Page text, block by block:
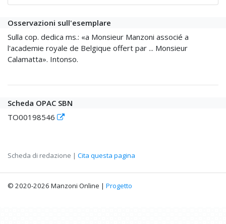
Osservazioni sull'esemplare
Sulla cop. dedica ms.: «a Monsieur Manzoni associé a
l'academie royale de Belgique offert par ... Monsieur
Calamatta». Intonso.
Scheda OPAC SBN
TO00198546
Scheda di redazione | Cita questa pagina
© 2020-2026 Manzoni Online | Progetto